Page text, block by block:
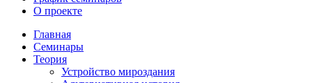
О проекте
Главная
Семинары
Теория
Устройство мироздания